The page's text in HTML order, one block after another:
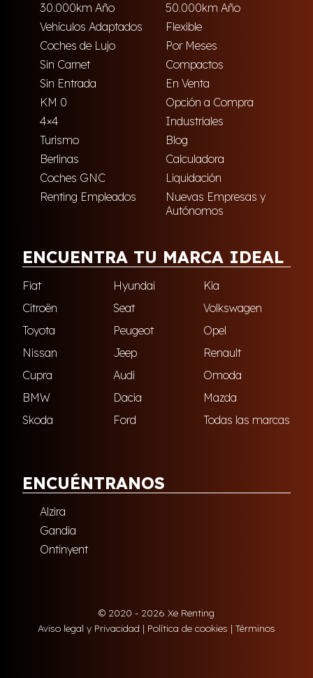
30.000km Año
50.000km Año
Vehículos Adaptados
Flexible
Coches de Lujo
Por Meses
Sin Carnet
Compactos
Sin Entrada
En Venta
KM 0
Opción a Compra
4×4
Industriales
Turismo
Blog
Berlinas
Calculadora
Coches GNC
Liquidación
Renting Empleados
Nuevas Empresas y
Autónomos
ENCUENTRA TU MARCA IDEAL
Fiat Hyundai
Kia
Citroën
Seat
Volkswagen
Toyota
Peugeot
Opel
Nissan
Jeep
Renault
Cupra
Audi
Omoda
BMW
Dacia
Mazda
Skoda
Ford Todas las marcas
ENCUÉNTRANOS
Alzira
Gandia
Ontinyent
© 2020 - 2026 Xe Renting
Aviso legal y Privacidad | Política de cookies | Términos